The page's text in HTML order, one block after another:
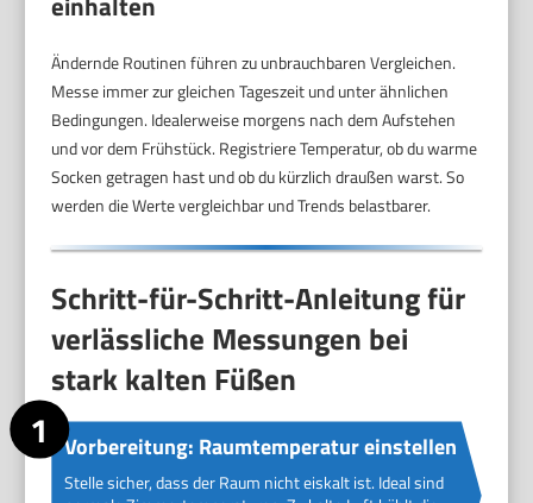
Ändernde Routinen führen zu unbrauchbaren Vergleichen.
Messe immer zur gleichen Tageszeit und unter ähnlichen
Bedingungen. Idealerweise morgens nach dem Aufstehen
und vor dem Frühstück. Registriere Temperatur, ob du warme
Socken getragen hast und ob du kürzlich draußen warst. So
werden die Werte vergleichbar und Trends belastbarer.
Schritt-für-Schritt-Anleitung für
verlässliche Messungen bei
stark kalten Füßen
Vorbereitung: Raumtemperatur einstellen
Stelle sicher, dass der Raum nicht eiskalt ist. Ideal sind